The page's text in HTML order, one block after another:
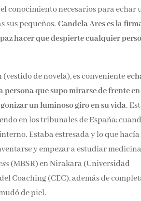
conocimiento necesarios para echar
sus pequeños. Candela Ares es la
hacer que despierte cualquier
de novela), es conveniente
que supo mirarse de frente
un luminoso giro en su vida.
en los tribunales de España;
Estaba estresada y lo que hacía
y empezar a estudiar medicina
(MBSR) en Nirakara
Coaching (CEC), además de
de piel.